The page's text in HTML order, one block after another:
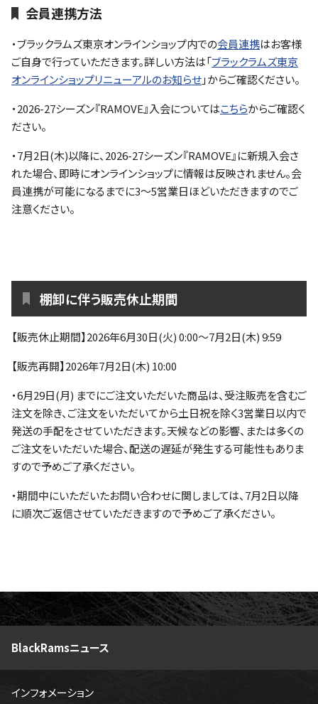
会員連携方法
・ブラックラムズ東京オンラインショップ内での会員連携はお客様
ご自身で行っていただきます。詳しい方法は「ブラックラムズ東京
オンラインショップリニューアルのお知らせ」からご確認ください。
・2026-27シーズン『RAMOVE』入会についてはこちらからご確認く
ださい。
・7月2日(木)以降に、2026-27シーズン『RAMOVE』に新規入会さ
れた場合、即時にオンラインショップに情報は反映されません。会
員連携が可能になるまでに3～5営業日ほどいただきますのでご
注意ください。
棚卸に伴う販売休止期間
【販売休止期間】2026年6月30日(火) 0:00～7月2日(木) 9:59
【販売再開】2026年7月2日(木) 10:00
・6月29日(月) までにご注文いただいた商品は、受注販売を含むご
注文を除き、ご注文をいただいてから土日祝を除く3営業日以内で
発送の手配をさせていただきます。天候などの影響、または多くの
ご注文をいただいた場合、配送の遅延が発生する可能性もありま
すので予めご了承ください。
・期間中にいただいたお問い合わせに関しましては、7月2日以降
に順次ご返信させていただきますので予めご了承ください。
BlackRamsニュース
インフォメーション